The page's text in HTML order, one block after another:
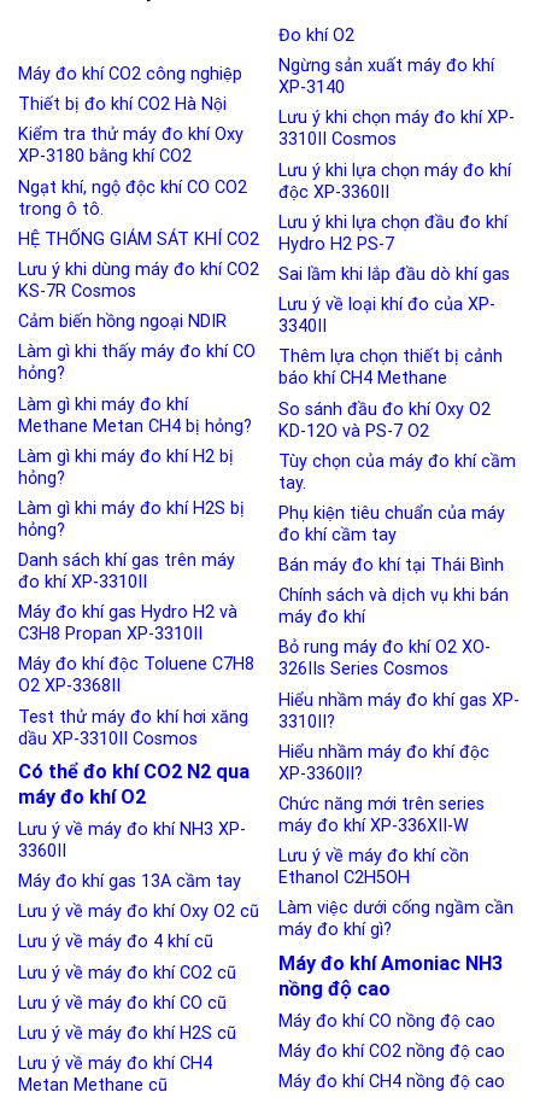
Máy đo khí CO2 công nghiệp
Thiết bị đo khí CO2 Hà Nội
Kiểm tra thử máy đo khí Oxy
XP-3180 bằng khí CO2
Ngạt khí, ngộ độc khí CO CO2
trong ô tô.
HỆ THỐNG GIÁM SÁT KHÍ CO2
Lưu ý khi dùng máy đo khí CO2
KS-7R Cosmos
Cảm biến hồng ngoại NDIR
Làm gì khi thấy máy đo khí CO
hỏng?
Làm gì khi máy đo khí
Methane Metan CH4 bị hỏng?
Làm gì khi máy đo khí H2 bị
hỏng?
Làm gì khi máy đo khí H2S bị
hỏng?
Danh sách khí gas trên máy
đo khí XP-3310II
Máy đo khí gas Hydro H2 và
C3H8 Propan XP-3310II
Máy đo khí độc Toluene C7H8
O2 XP-3368II
Test thử máy đo khí hơi xăng
dầu XP-3310II Cosmos
Có thể đo khí CO2 N2 qua
máy đo khí O2
Lưu ý về máy đo khí NH3 XP-
3360II
Máy đo khí gas 13A cầm tay
Lưu ý về máy đo khí Oxy O2 cũ
Lưu ý về máy đo 4 khí cũ
Lưu ý về máy đo khí CO2 cũ
Lưu ý về máy đo khí CO cũ
Lưu ý về máy đo khí H2S cũ
Lưu ý về máy đo khí CH4
Metan Methane cũ
Đo khí O2
Ngừng sản xuất máy đo khí
XP-3140
Lưu ý khi chọn máy đo khí XP-
3310II Cosmos
Lưu ý khi lựa chọn máy đo khí
độc XP-3360II
Lưu ý khi lựa chọn đầu đo khí
Hydro H2 PS-7
Sai lầm khi lắp đầu dò khí gas
Lưu ý về loại khí đo của XP-
3340II
Thêm lựa chọn thiết bị cảnh
báo khí CH4 Methane
So sánh đầu đo khí Oxy O2
KD-12O và PS-7 O2
Tùy chọn của máy đo khí cầm
tay.
Phụ kiện tiêu chuẩn của máy
đo khí cầm tay
Bán máy đo khí tại Thái Bình
Chính sách và dịch vụ khi bán
máy đo khí
Bỏ rung máy đo khí O2 XO-
326IIs Series Cosmos
Hiểu nhầm máy đo khí gas XP-
3310II?
Hiểu nhầm máy đo khí độc
XP-3360II?
Chức năng mới trên series
máy đo khí XP-336XII-W
Lưu ý về máy đo khí cồn
Ethanol C2H5OH
Làm việc dưới cống ngầm cần
máy đo khí gì?
Máy đo khí Amoniac NH3
nồng độ cao
Máy đo khí CO nồng độ cao
Máy đo khí CO2 nồng độ cao
Máy đo khí CH4 nồng độ cao